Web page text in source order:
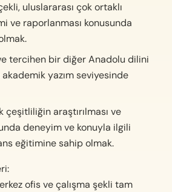
uluslararası çok ortaklı
ve raporlanması konusunda
tercihen bir diğer Anadolu dilini
akademik yazım seviyesinde
çeşitliliğin araştırılması ve
deneyim ve konuyla ilgili
eğitimine sahip olmak.
ofis ve çalışma şekli tam